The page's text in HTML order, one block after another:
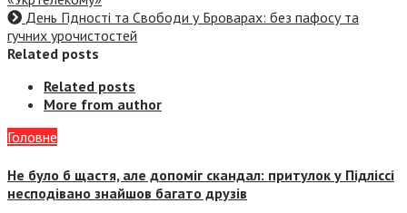
День Гідності та Свободи у Броварах: без пафосу та
гучних урочистостей
Related posts
Related posts
More from author
Головне
Не було б щастя, але допоміг скандал: притулок у Підліссі
несподівано знайшов багато друзів